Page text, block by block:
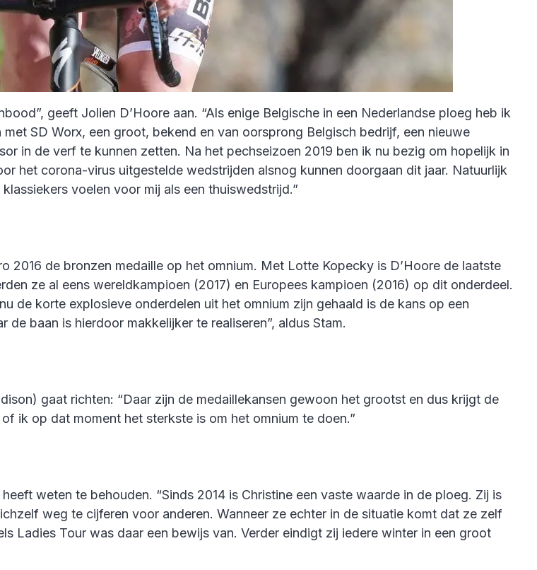
geeft Jolien D’Hoore aan. “Als enige Belgische in een Nederlandse ploeg heb ik
SD Worx, een groot, bekend en van oorsprong Belgisch bedrijf, een nieuwe
in de verf te kunnen zetten. Na het pechseizoen 2019 ben ik nu bezig om hopelijk in
het corona-virus uitgestelde wedstrijden alsnog kunnen doorgaan dit jaar. Natuurlijk
voelen voor mij als een thuiswedstrijd.”
2016 de bronzen medaille op het omnium. Met Lotte Kopecky is D’Hoore de laatste
ze al eens wereldkampioen (2017) en Europees kampioen (2016) op dit onderdeel.
de korte explosieve onderdelen uit het omnium zijn gehaald is de kans op een
baan is hierdoor makkelijker te realiseren”, aldus Stam.
gaat richten: “Daar zijn de medaillekansen gewoon het grootst en dus krijgt de
ik op dat moment het sterkste is om het omnium te doen.”
weten te behouden. “Sinds 2014 is Christine een vaste waarde in de ploeg. Zij is
weg te cijferen voor anderen. Wanneer ze echter in de situatie komt dat ze zelf
Ladies Tour was daar een bewijs van. Verder eindigt zij iedere winter in een groot